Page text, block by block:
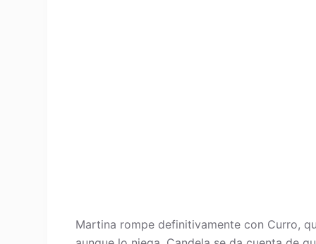
Martina rompe definitivamente con Curro,